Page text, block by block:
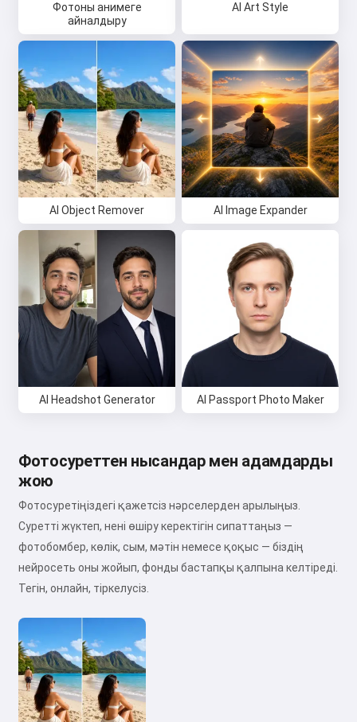
Фотоны анимеге
айналдыру
AI Art Style
AI Object Remover AI Image Expander
AI Headshot Generator AI Passport Photo Maker
Фотосуреттен нысандар мен адамдарды
жою
Фотосуретіңіздегі қажетсіз нәрселерден арылыңыз.
Суретті жүктеп, нені өшіру керектігін сипаттаңыз —
фотобомбер, көлік, сым, мәтін немесе қоқыс — біздің
нейросеть оны жойып, фонды бастапқы қалпына келтіреді.
Тегін, онлайн, тіркелусіз.